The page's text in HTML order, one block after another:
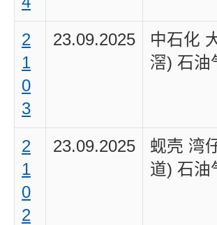
2
1
0
3
23.09.2025
中石化
滘) 石油
2
1
0
2
23.09.2025
蚬壳 湾
道) 石油